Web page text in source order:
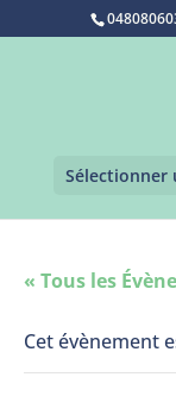
Sélectionner
« Tous les
Cet évènement